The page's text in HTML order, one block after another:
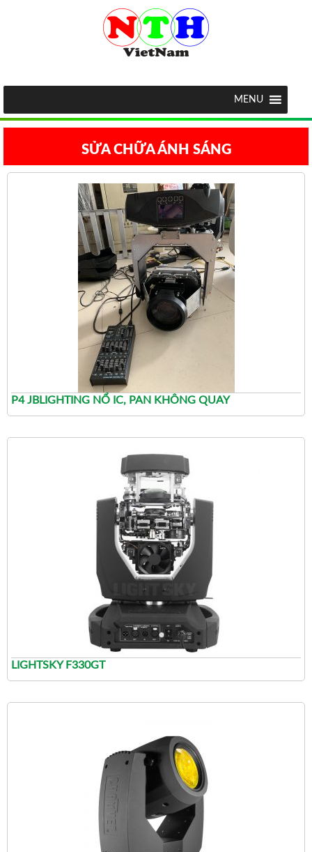
MENU
SỬA CHỮA ÁNH SÁNG
P4 JBLIGHTING NỔ IC, PAN KHÔNG QUAY
LIGHTSKY F330GT